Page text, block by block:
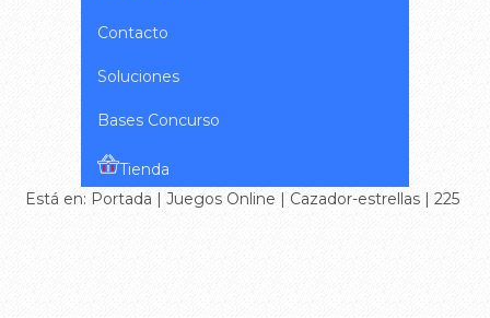
Contacto
Soluciones
Bases Concurso
Tienda
Está en: Portada | Juegos Online | Cazador-estrellas| 225